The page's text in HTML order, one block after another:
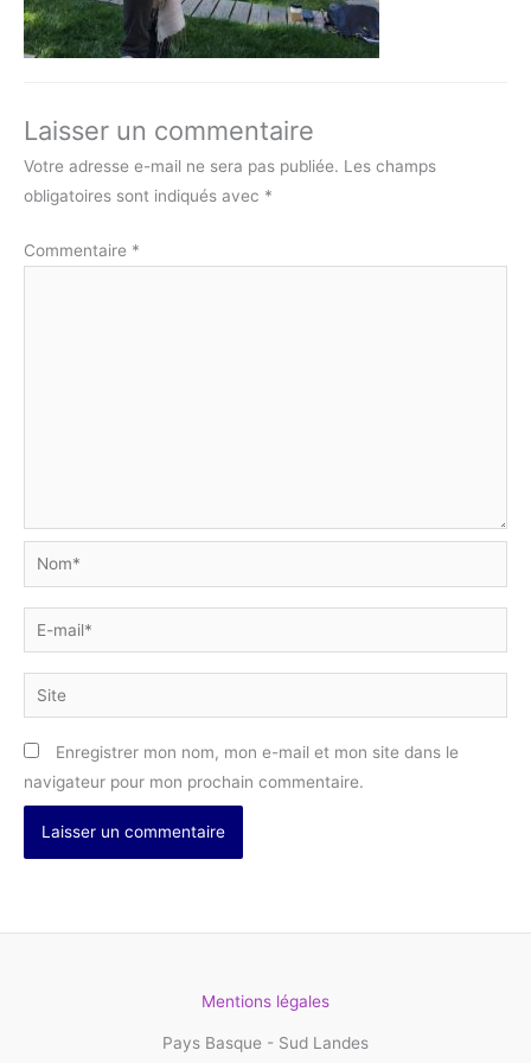
Laisser un commentaire
Votre adresse e-mail ne sera pas publiée. Les champs
obligatoires sont indiqués avec *
Commentaire *
Nom*
E-
mail*
Site
Enregistrer mon nom, mon e-mail et mon site dans le
navigateur pour mon prochain commentaire.
Mentions légales
Pays Basque - Sud Landes